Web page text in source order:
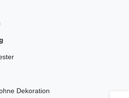
Dekoration